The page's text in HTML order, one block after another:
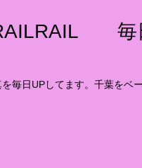
毎
毎日UPしてます。千葉をベ